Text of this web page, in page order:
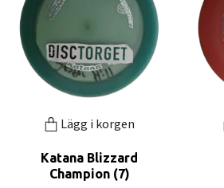
Lägg i korgen
Katana Blizzard
Champion (7)